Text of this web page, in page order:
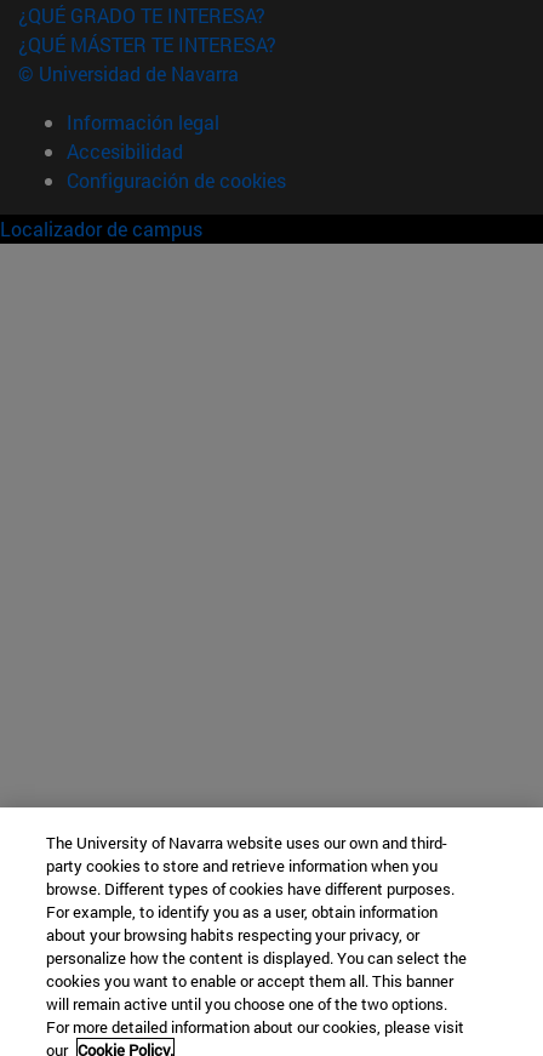
¿QUÉ GRADO TE INTERESA?
¿QUÉ MÁSTER TE INTERESA?
© Universidad de Navarra
Información legal
Accesibilidad
Configuración de cookies
Localizador de campus
The University of Navarra website uses our own and third-
party cookies to store and retrieve information when you
browse. Different types of cookies have different purposes.
For example, to identify you as a user, obtain information
about your browsing habits respecting your privacy, or
personalize how the content is displayed. You can select the
cookies you want to enable or accept them all. This banner
will remain active until you choose one of the two options.
For more detailed information about our cookies, please visit
our Cookie Policy.